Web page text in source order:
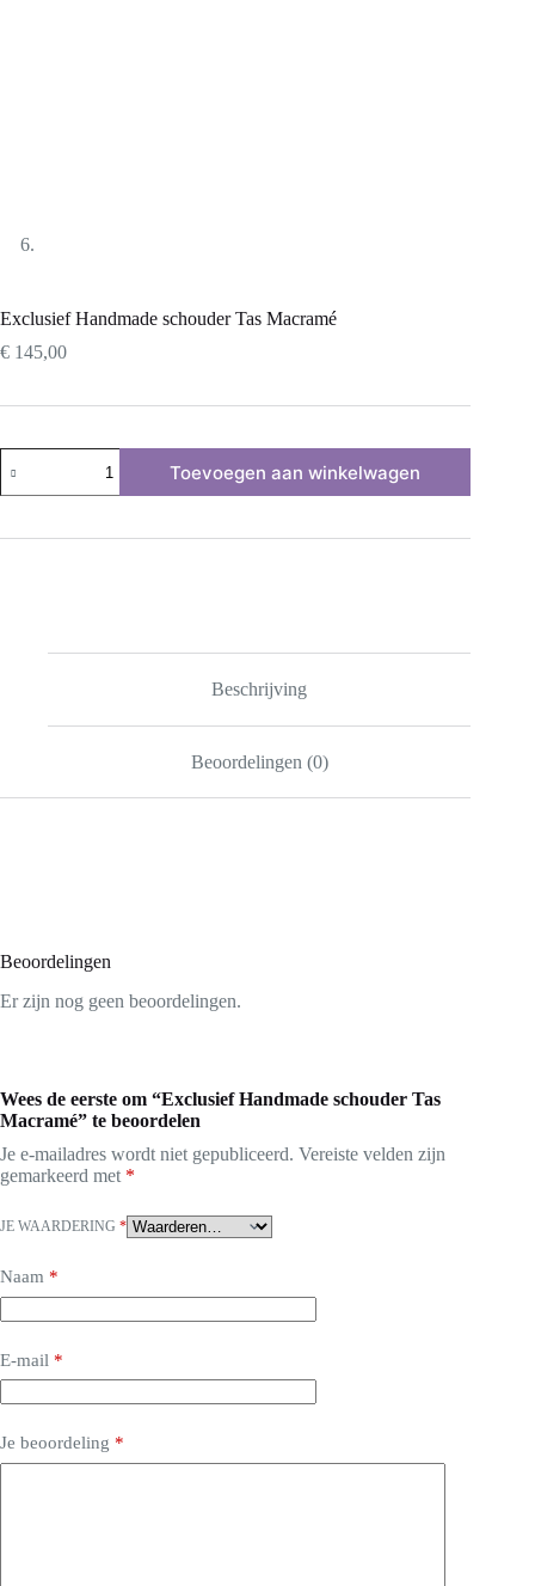
Exclusief Handmade schouder Tas Macramé
€ 145,00
Handmade
schouder
Macramé
Toevoegen aan winkelwagen
Beschrijving
Beoordelingen (0)
Beoordelingen
Er zijn nog geen beoordelingen.
Wees de eerste om “Exclusief Handmade schouder Tas
Macramé” te beoordelen
Je e-mailadres wordt niet gepubliceerd. Vereiste velden zijn
gemarkeerd met *
JE WAARDERING *
Naam *
E-mail *
Je beoordeling *